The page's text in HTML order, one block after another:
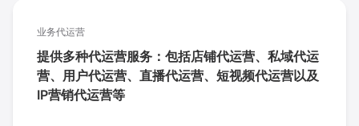
业务代运营
提供多种代运营服务：包括店铺代运营、私域代运
营、用户代运营、直播代运营、短视频代运营以及
IP营销代运营等